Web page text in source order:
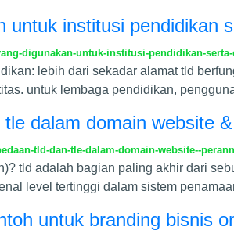
untuk institusi pendidikan
digunakan-untuk-institusi-pendidikan-
lebih dari sekadar alamat tld
untuk lembaga pendidikan,
dalam domain website
tld-dan-tle-dalam-domain-website--
tld adalah bagian paling akhir dari
level tertinggi dalam sistem
untuk branding bisnis